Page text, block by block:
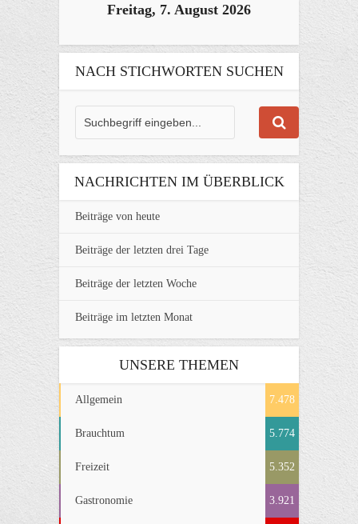
Freitag, 7. August 2026
NACH STICHWORTEN SUCHEN
NACHRICHTEN IM ÜBERBLICK
Beiträge von heute
Beiträge der letzten drei Tage
Beiträge der letzten Woche
Beiträge im letzten Monat
UNSERE THEMEN
Allgemein 7.478
Brauchtum 5.774
Freizeit 5.352
Gastronomie 3.921